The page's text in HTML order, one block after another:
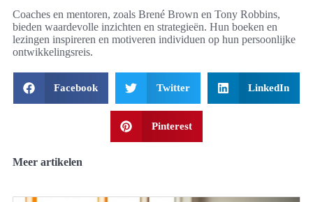
Coaches en mentoren, zoals Brené Brown en Tony Robbins,
bieden waardevolle inzichten en strategieën. Hun boeken en
lezingen inspireren en motiveren individuen op hun persoonlijke
ontwikkelingsreis.
Facebook Twitter LinkedIn
Pinterest
Meer artikelen